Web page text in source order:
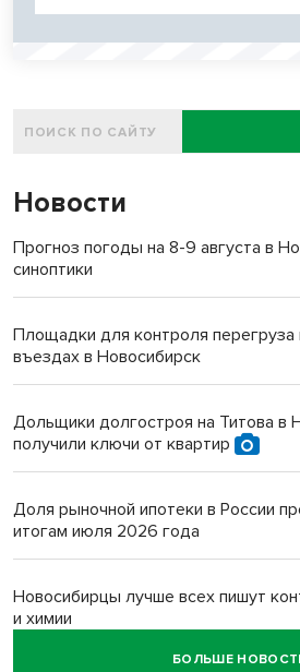
Новости
Прогноз погоды на 8-9 августа в
синоптики
Площадки для контроля перегруза
въездах в Новосибирск
Дольщики долгостроя на Титова в
получили ключи от квартир
Доля рыночной ипотеки в России
итогам июля 2026 года
Новосибирцы лучше всех пишут
и химии
БОЛЬШЕ